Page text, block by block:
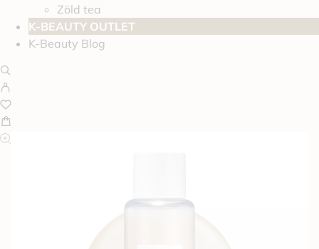
Zöld tea
K-BEAUTY OUTLET
K-Beauty Blog